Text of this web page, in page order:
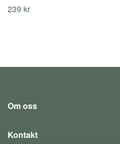
239 kr
Om oss
Kontakt